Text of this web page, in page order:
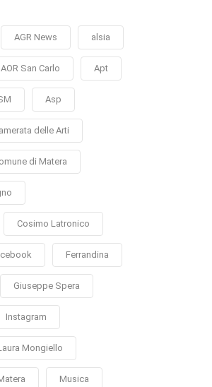
AGR News alsia
AOR San Carlo Apt
Asp
delle Arti
di Matera
Cosimo Latronico
Ferrandina
Giuseppe Spera
Instagram
Mongiello
Musica